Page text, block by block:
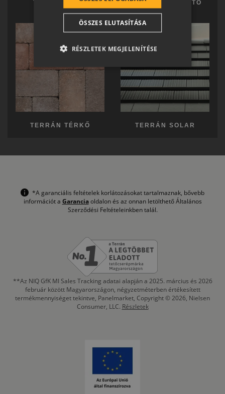
TERRÁN TETŐ TERRÁN KÉSZTETŐ
TERRÁN TÉRKŐ TERRÁN SOLAR
*A garanciális feltételek korlátozásokat tartalmaznak, bővebb
információt a Garanciaoldalon és az onnan letölthető Általános
Szerződési Feltételeinkben talál.
**Az NIQ GfK MI Sales Tracking adatai alapján a 2025. március és 2026
február között Magyarországon, négyzetméterben értékesített
termékmennyiséget tekintve, Panelmarket, Copyright © 2026, Nielsen
Consumer, LLC. Részletek
CROATIAN
SR
RO-HU
ITALIAN
ÖSSZES ELUTASÍTÁSA
RÉSZLETEK MEGJELENÍTÉSE